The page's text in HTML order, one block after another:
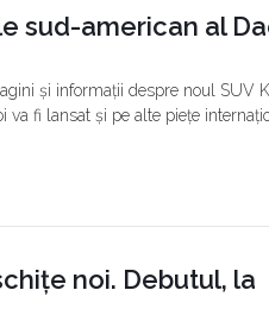
sud-american al
și informații despre noul SUV
va fi lansat și pe alte piețe
noi. Debutul, la